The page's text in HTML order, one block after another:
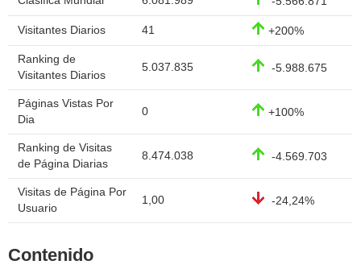
Visitantes Diarios 41 +200%
Ranking de
Visitantes Diarios
5.037.835 -5.988.675
Páginas Vistas Por
Dia
0 +100%
Ranking de Visitas
de Página Diarias
8.474.038 -4.569.703
Visitas de Página Por
Usuario
1,00 -24,24%
Contenido